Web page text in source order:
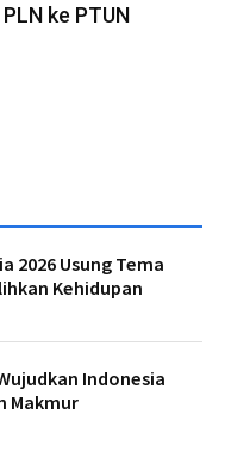
ke PTUN
2026 Usung Tema
Kehidupan
Indonesia
Makmur